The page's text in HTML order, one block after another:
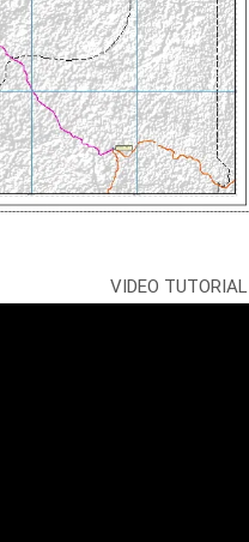
VIDEO TUTORIAL